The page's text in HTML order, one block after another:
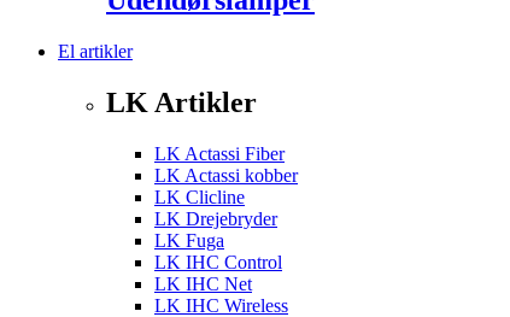
El artikler
LK Artikler
LK Actassi Fiber
LK Actassi kobber
LK Clicline
LK Drejebryder
LK Fuga
LK IHC Control
LK IHC Net
LK IHC Wireless